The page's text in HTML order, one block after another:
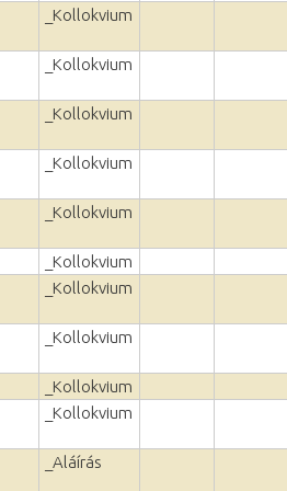
_Kollokvium
_Kollokvium
_Kollokvium
_Kollokvium
_Kollokvium
_Kollokvium
_Kollokvium
_Kollokvium
_Kollokvium
_Kollokvium
_Aláírás